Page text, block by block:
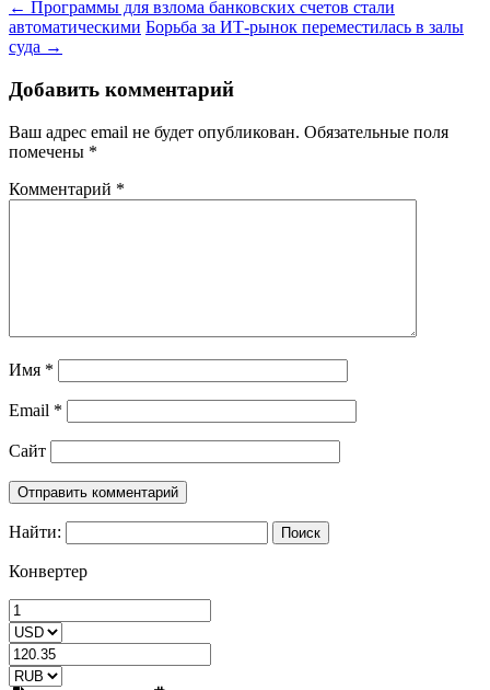
← Программы для взлома банковских счетов стали
автоматическими Борьба за ИТ-рынок переместилась в залы
суда →
Добавить комментарий
Ваш адрес email не будет опубликован. Обязательные поля
помечены *
Комментарий *
Имя *
Email *
Сайт
Найти:
Конвертер